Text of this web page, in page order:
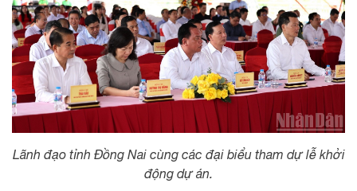
Lãnh đạo tỉnh Đồng Nai cùng các đại biểu tham dự lễ khởi
động dự án.